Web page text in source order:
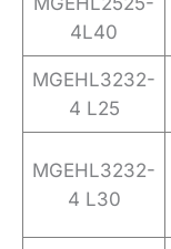
4L40
MGEHL3232-
4 L25
MGEHL3232-
4 L30